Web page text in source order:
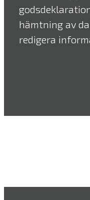
hämtning av
redigera